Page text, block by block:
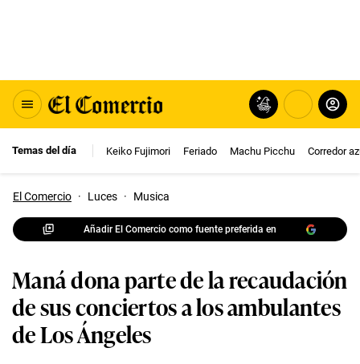
Temas del día Keiko Fujimori Feriado Machu Picchu Corredor
El Comercio · Luces · Musica
Añadir El Comercio como fuente preferida en
Maná dona parte de la recaudación
de sus conciertos a los ambulantes
de Los Ángeles